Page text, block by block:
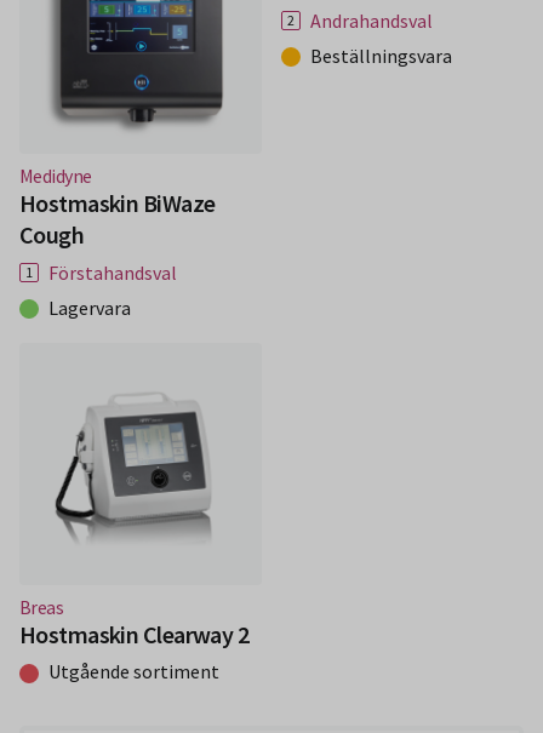
Medidyne
Hostmaskin BiWaze
Cough
(Nytt fönster)
Förstahandsval
Lagervara
Andrahandsval
Beställningsvara
Breas
Hostmaskin Clearway 2
(Nytt fönster)
Utgående sortiment